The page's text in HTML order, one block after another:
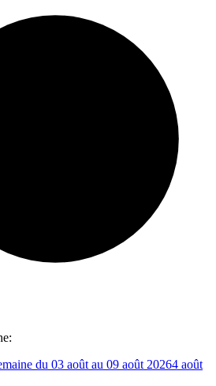
du 03 août au 09 août 20264 août